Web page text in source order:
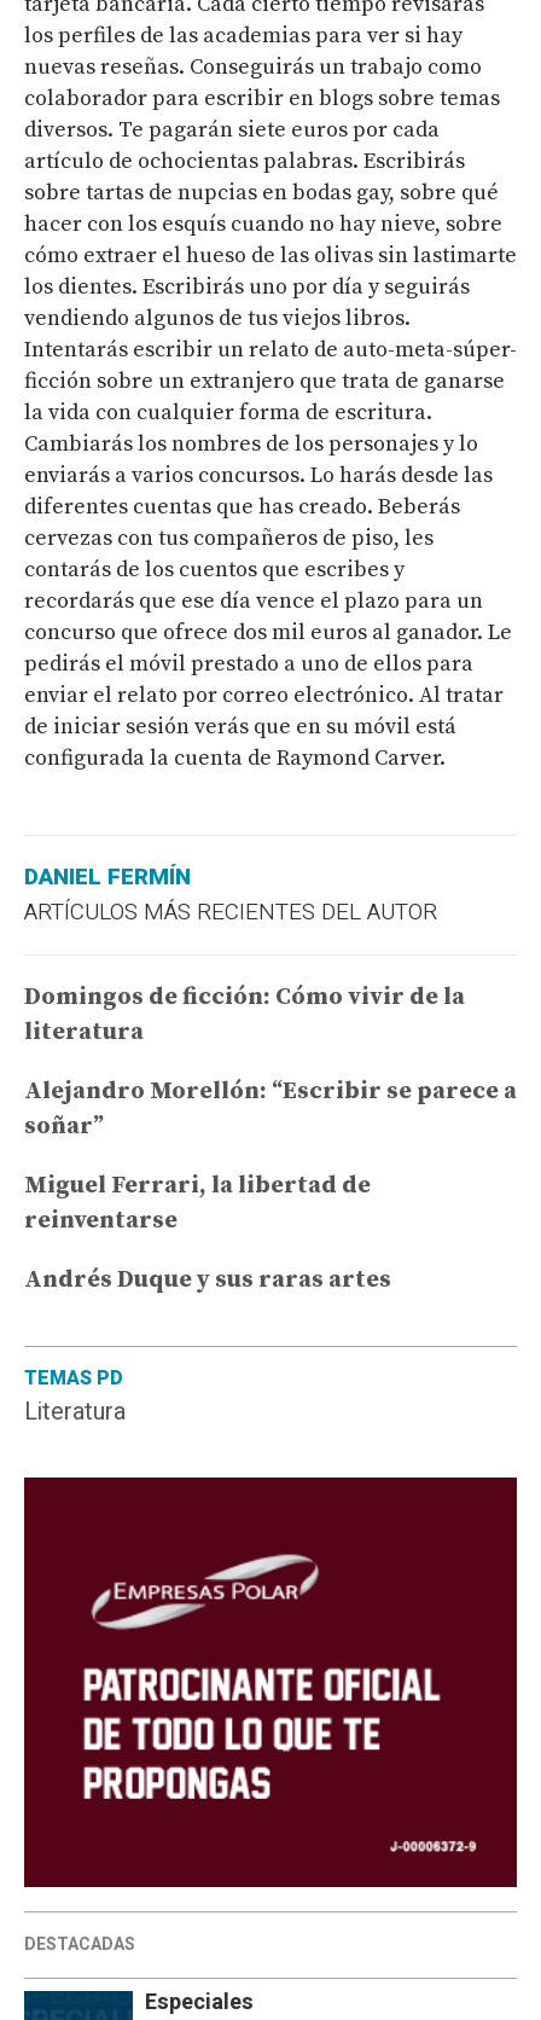
TEMAS PD
Literatura
DESTACADAS
Especiales
los perfiles de las academias para ver si hay
nuevas reseñas. Conseguirás un trabajo como
colaborador para escribir en blogs sobre temas
diversos. Te pagarán siete euros por cada
artículo de ochocientas palabras. Escribirás
sobre tartas de nupcias en bodas gay, sobre qué
hacer con los esquís cuando no hay nieve, sobre
cómo extraer el hueso de las olivas sin lastimarte
los dientes. Escribirás uno por día y seguirás
vendiendo algunos de tus viejos libros.
Intentarás escribir un relato de auto-meta-súper-
ficción sobre un extranjero que trata de ganarse
la vida con cualquier forma de escritura.
Cambiarás los nombres de los personajes y lo
enviarás a varios concursos. Lo harás desde las
diferentes cuentas que has creado. Beberás
cervezas con tus compañeros de piso, les
contarás de los cuentos que escribes y
recordarás que ese día vence el plazo para un
concurso que ofrece dos mil euros al ganador. Le
pedirás el móvil prestado a uno de ellos para
enviar el relato por correo electrónico. Al tratar
de iniciar sesión verás que en su móvil está
configurada la cuenta de Raymond Carver.
DANIEL FERMÍN
ARTÍCULOS MÁS RECIENTES DEL AUTOR
Domingos de ficción: Cómo vivir de la
literatura
Alejandro Morellón: “Escribir se parece a
soñar”
Miguel Ferrari, la libertad de
reinventarse
Andrés Duque y sus raras artes